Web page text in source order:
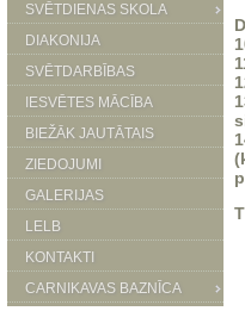
SVĒTDIENAS SKOLA
DIAKONIJA
SVĒTDARBĪBAS
IESVĒTES MĀCĪBA
BIEŽĀK JAUTĀTAIS
ZIEDOJUMI
GALERIJAS
LELB
KONTAKTI
CARNIKAVAS BAZNĪCA